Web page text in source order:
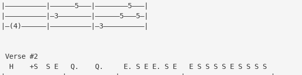
|——————————|——————5———|————————5———|
|——————————|—3————————|——————5———5—|
|—(4)——————|——————————|—3——————————|
Verse #2
  H    +S  S E   Q.    Q.     E. S E E. S E   E S S S S E S S S S